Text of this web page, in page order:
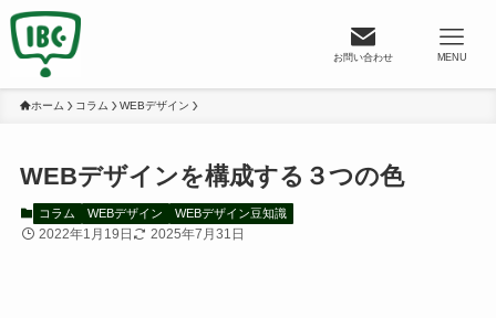
お問い合わせ MENU
ホーム コラム WEBデザイン
WEBデザインを構成する３つの色
コラム WEBデザイン WEBデザイン豆知識
2022年1月19日 2025年7月31日